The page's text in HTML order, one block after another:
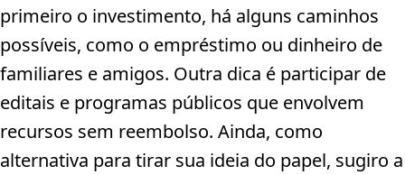
primeiro o investimento, há alguns caminhos
possíveis, como o empréstimo ou dinheiro de
familiares e amigos. Outra dica é participar de
editais e programas públicos que envolvem
recursos sem reembolso. Ainda, como
alternativa para tirar sua ideia do papel, sugiro a